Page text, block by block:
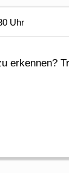
Uhr
erkennen?